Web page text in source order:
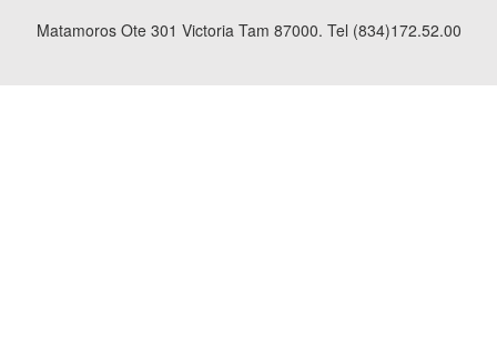
Matamoros Ote 301 Victoria Tam 87000. Tel (834)172.52.00